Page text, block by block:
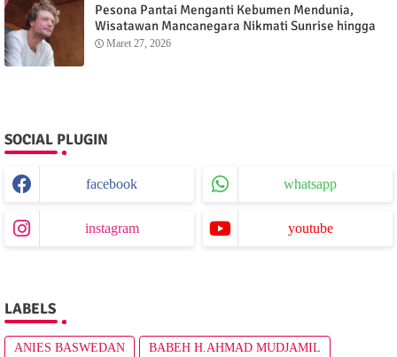
Pesona Pantai Menganti Kebumen Mendunia,
Wisatawan Mancanegara Nikmati Sunrise hingga
Sunset dari Menganti Cottage
Maret 27, 2026
SOCIAL PLUGIN
facebook whatsapp
instagram youtube
LABELS
ANIES BASWEDAN BABEH H.AHMAD MUDJAMIL